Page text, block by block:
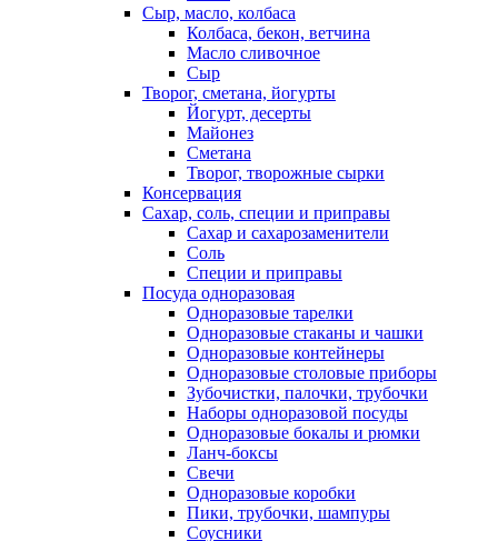
Сыр, масло, колбаса
Колбаса, бекон, ветчина
Масло сливочное
Сыр
Творог, сметана, йогурты
Йогурт, десерты
Майонез
Сметана
Творог, творожные сырки
Консервация
Сахар, соль, специи и приправы
Сахар и сахарозаменители
Соль
Специи и приправы
Посуда одноразовая
Одноразовые тарелки
Одноразовые стаканы и чашки
Одноразовые контейнеры
Одноразовые столовые приборы
Зубочистки, палочки, трубочки
Наборы одноразовой посуды
Одноразовые бокалы и рюмки
Ланч-боксы
Свечи
Одноразовые коробки
Пики, трубочки, шампуры
Соусники